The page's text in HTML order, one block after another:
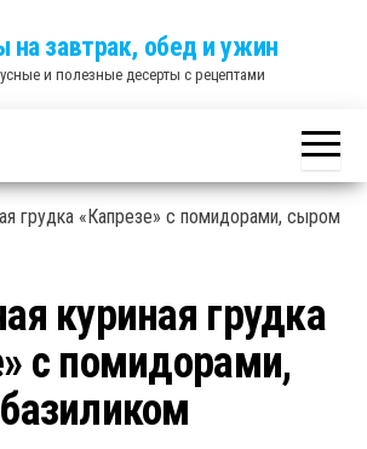
на завтрак, обед и ужин
и полезные десерты с рецептами
куриная грудка
с помидорами,